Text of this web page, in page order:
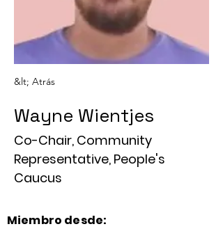
&lt; Atrás
Wayne Wientjes
Co-Chair, Community
Representative, People's
Caucus
Miembro desde: